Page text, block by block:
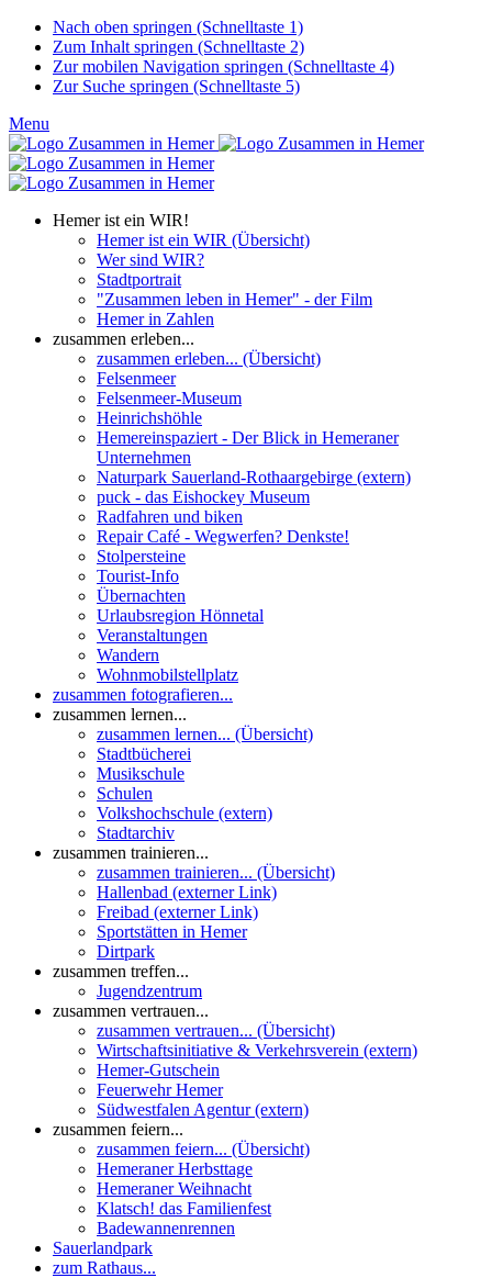
Nach oben springen (Schnelltaste 1)
Zum Inhalt springen (Schnelltaste 2)
Zur mobilen Navigation springen (Schnelltaste 4)
Zur Suche springen (Schnelltaste 5)
Menu
Hemer ist ein WIR!
Hemer ist ein WIR (Übersicht)
Wer sind WIR?
Stadtportrait
"Zusammen leben in Hemer" - der Film
Hemer in Zahlen
zusammen erleben...
zusammen erleben... (Übersicht)
Felsenmeer
Felsenmeer-Museum
Heinrichshöhle
Hemereinspaziert - Der Blick in Hemeraner
Unternehmen
Naturpark Sauerland-Rothaargebirge (extern)
puck - das Eishockey Museum
Radfahren und biken
Repair Café - Wegwerfen? Denkste!
Stolpersteine
Tourist-Info
Übernachten
Urlaubsregion Hönnetal
Veranstaltungen
Wandern
Wohnmobilstellplatz
zusammen fotografieren...
zusammen lernen...
zusammen lernen... (Übersicht)
Stadtbücherei
Musikschule
Schulen
Volkshochschule (extern)
Stadtarchiv
zusammen trainieren...
zusammen trainieren... (Übersicht)
Hallenbad (externer Link)
Freibad (externer Link)
Sportstätten in Hemer
Dirtpark
zusammen treffen...
Jugendzentrum
zusammen vertrauen...
zusammen vertrauen... (Übersicht)
Wirtschaftsinitiative & Verkehrsverein (extern)
Hemer-Gutschein
Feuerwehr Hemer
Südwestfalen Agentur (extern)
zusammen feiern...
zusammen feiern... (Übersicht)
Hemeraner Herbsttage
Hemeraner Weihnacht
Klatsch! das Familienfest
Badewannenrennen
Sauerlandpark
zum Rathaus...